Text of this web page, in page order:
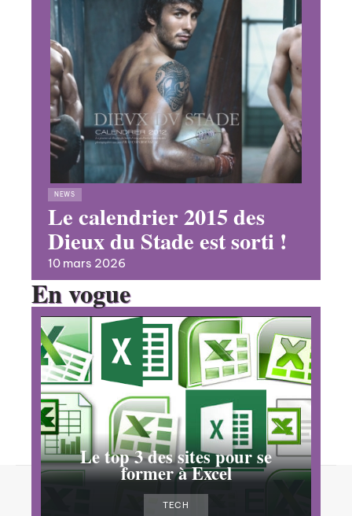
NEWS
Le calendrier 2015 des
Dieux du Stade est sorti !
10 mars 2026
En vogue
Le top 3 des sites pour se
former à Excel
TECH
© 2025 | apca-az.org